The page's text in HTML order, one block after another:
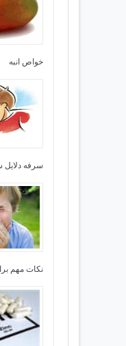
خواص انبه
سرفه
نکات مهم